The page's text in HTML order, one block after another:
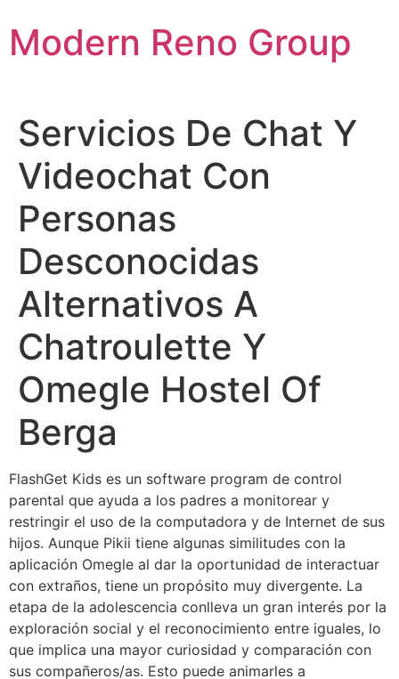
to
content
Modern Reno Group
Servicios De Chat Y
Videochat Con
Personas
Desconocidas
Alternativos A
Chatroulette Y
Omegle Hostel Of
Berga
FlashGet Kids es un software program de control
parental que ayuda a los padres a monitorear y
restringir el uso de la computadora y de Internet de sus
hijos. Aunque Pikii tiene algunas similitudes con la
aplicación Omegle al dar la oportunidad de interactuar
con extraños, tiene un propósito muy divergente. La
etapa de la adolescencia conlleva un gran interés por la
exploración social y el reconocimiento entre iguales, lo
que implica una mayor curiosidad y comparación con
sus compañeros/as. Esto puede animarles a